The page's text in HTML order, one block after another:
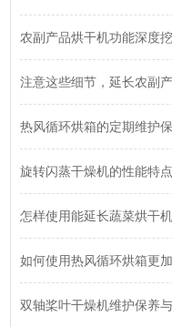
农副产品烘干机功能深度
注意这些细节，延长农副
热风循环烘箱的定期维护
旋转闪蒸干燥机的性能特
怎样使用能延长蔬菜烘干
如何使用热风循环烘箱更
双轴桨叶干燥机维护保养